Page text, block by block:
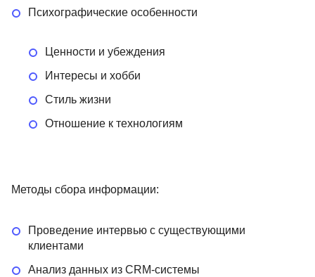
Психографические особенности
Ценности и убеждения
Интересы и хобби
Стиль жизни
Отношение к технологиям
Методы сбора информации:
Проведение интервью с существующими
клиентами
Анализ данных из CRM-системы